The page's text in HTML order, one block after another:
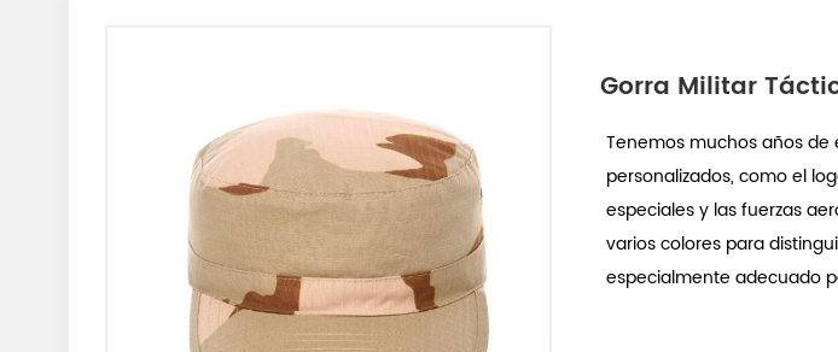
Gorra Militar
Tenemos muchos años
personalizados, como el
especiales y las fuerzas
varios colores para
especialmente adecuado